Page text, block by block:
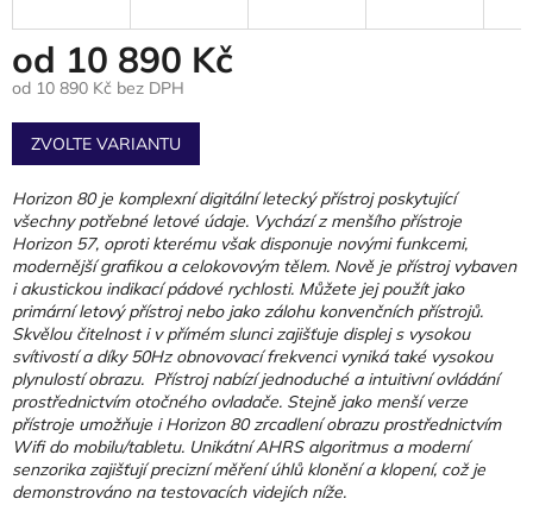
od 10 890 Kč
od 10 890 Kč bez DPH
Měrná
cena:
ZVOLTE VARIANTU
Horizon 80 je komplexní digitální letecký přístroj poskytující
všechny potřebné letové údaje. Vychází z menšího přístroje
Horizon 57, oproti kterému však disponuje novými funkcemi,
modernější grafikou a celokovovým tělem. Nově je přístroj vybaven
i akustickou indikací pádové rychlosti. Můžete jej použít jako
primární letový přístroj nebo jako zálohu konvenčních přístrojů.
Skvělou čitelnost i v přímém slunci zajišťuje displej s vysokou
svítivostí a díky 50Hz obnovovací frekvenci vyniká také vysokou
plynulostí obrazu. Přístroj nabízí jednoduché a intuitivní ovládání
prostřednictvím otočného ovladače. Stejně jako menší verze
přístroje umožňuje i Horizon 80 zrcadlení obrazu prostřednictvím
Wifi do mobilu/tabletu. Unikátní AHRS algoritmus a moderní
senzorika zajišťují precizní měření úhlů klonění a klopení, což je
demonstrováno na testovacích videjích níže.